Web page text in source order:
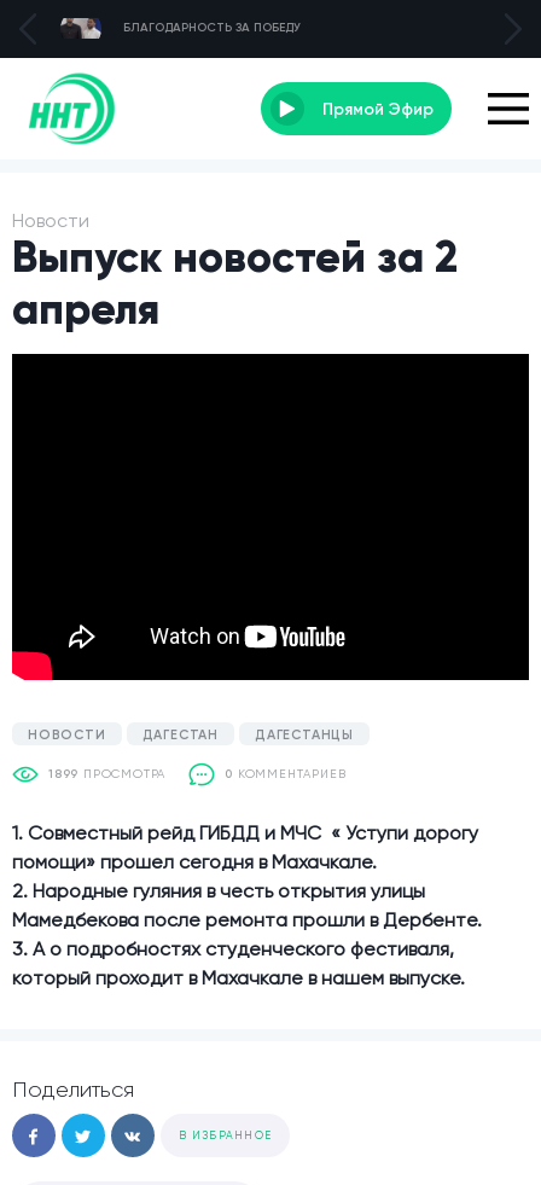
БЛАГОДАРНОСТЬ ЗА ПОБЕДУ
Прямой Эфир
Новости
Выпуск новостей за 2
апреля
НОВОСТИ ДАГЕСТАН ДАГЕСТАНЦЫ
1899 ПРОСМОТРА 0 КОММЕНТАРИЕВ
1. Совместный рейд ГИБДД и МЧС « Уступи дорогу
помощи» прошел сегодня в Махачкале.
2. Народные гуляния в честь открытия улицы
Мамедбекова после ремонта прошли в Дербенте.
3. А о подробностях студенческого фестиваля,
который проходит в Махачкале в нашем выпуске.
Поделиться
В ИЗБРАННОЕ